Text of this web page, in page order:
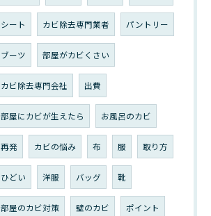
シート カビ除去専門業者 パントリー
ブーツ 部屋がカビくさい
カビ除去専門会社 出費
部屋にカビが生えたら お風呂のカビ
再発 カビの悩み 布 服 取り方
ひどい 洋服 バッグ 靴
部屋のカビ対策 壁のカビ ポイント